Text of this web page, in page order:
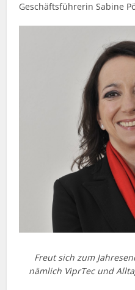
Geschäftsführerin Sabine
Freut sich zum
nämlich ViprTec und